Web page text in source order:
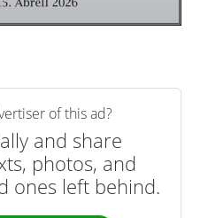
of this ad?
and share
photos, and
ones left behind.